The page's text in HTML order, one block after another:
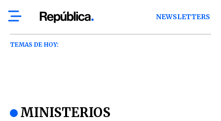
NEWSLETTERS
TEMAS DE HOY:
MINISTERIOS